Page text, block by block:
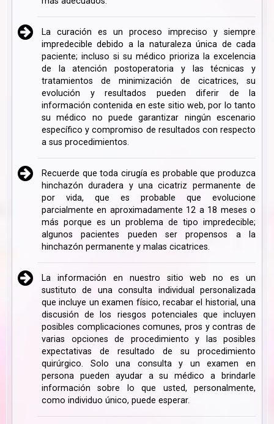
La curación es un proceso impreciso y siempre
impredecible debido a la naturaleza única de cada
paciente; incluso si su médico prioriza la excelencia
de la atención postoperatoria y las técnicas y
tratamientos de minimización de cicatrices, su
evolución y resultados pueden diferir de la
información contenida en este sitio web, por lo tanto
su médico no puede garantizar ningún escenario
específico y compromiso de resultados con respecto
a sus procedimientos.
Recuerde que toda cirugía es probable que produzca
hinchazón duradera y una cicatriz permanente de
por vida, que es probable que evolucione
parcialmente en aproximadamente 12 a 18 meses o
más porque es un problema de tipo impredecible;
algunos pacientes pueden ser propensos a la
hinchazón permanente y malas cicatrices.
La información en nuestro sitio web no es un
sustituto de una consulta individual personalizada
que incluye un examen físico, recabar el historial, una
discusión de los riesgos potenciales que incluyen
posibles complicaciones comunes, pros y contras de
varias opciones de procedimiento y las posibles
expectativas de resultado de su procedimiento
quirúrgico. Solo una consulta y un examen en
persona pueden ayudar a su médico a brindarle
información sobre lo que usted, personalmente,
como individuo único, puede esperar.